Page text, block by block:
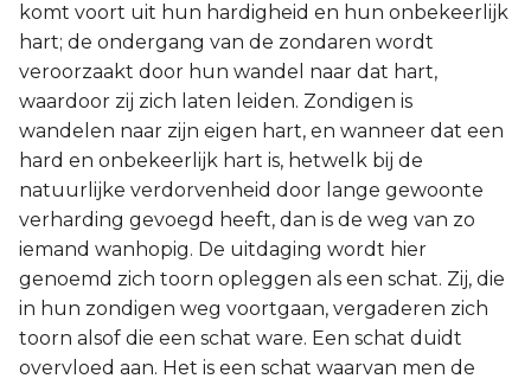
komt voort uit hun hardigheid en hun onbekeerlijk
hart; de ondergang van de zondaren wordt
veroorzaakt door hun wandel naar dat hart,
waardoor zij zich laten leiden. Zondigen is
wandelen naar zijn eigen hart, en wanneer dat een
hard en onbekeerlijk hart is, hetwelk bij de
natuurlijke verdorvenheid door lange gewoonte
verharding gevoegd heeft, dan is de weg van zo
iemand wanhopig. De uitdaging wordt hier
genoemd zich toorn opleggen als een schat. Zij, die
in hun zondigen weg voortgaan, vergaderen zich
toorn alsof die een schat ware. Een schat duidt
overvloed aan. Het is een schat waarvan men de